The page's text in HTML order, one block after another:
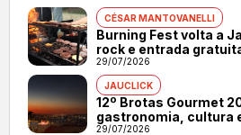
CÉSAR MANTOVANELLI
Burning Fest volta a
rock e entrada
29/07/2026
JAUCLICK
12º Brotas Gourmet
gastronomia, cultura
29/07/2026